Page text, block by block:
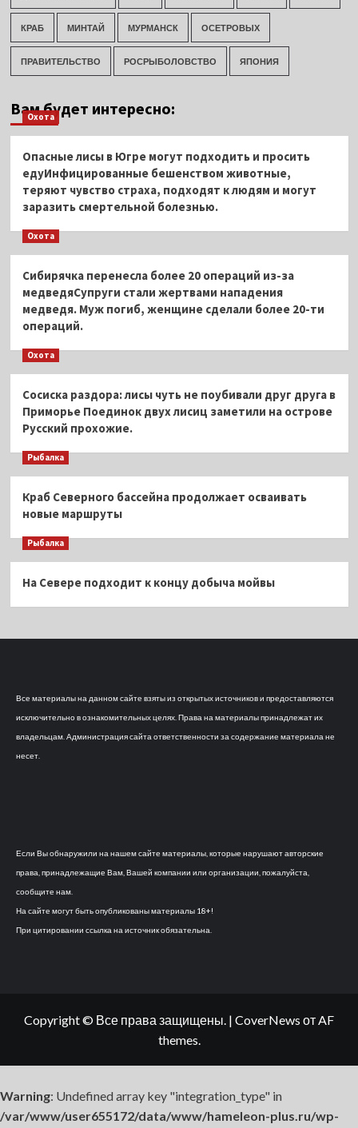
КРАБ МИНТАЙ МУРМАНСК ОСЕТРОВЫХ
ПРАВИТЕЛЬСТВО РОСРЫБОЛОВСТВО ЯПОНИЯ
Вам будет интересно:
Охота
Опасные лисы в Югре могут подходить и просить
едуИнфицированные бешенством животные,
теряют чувство страха, подходят к людям и могут
заразить смертельной болезнью.
Охота
Сибирячка перенесла более 20 операций из-за
медведяСупруги стали жертвами нападения
медведя. Муж погиб, женщине сделали более 20-ти
операций.
Охота
Сосиска раздора: лисы чуть не поубивали друг друга в
Приморье Поединок двух лисиц заметили на острове
Русский прохожие.
Рыбалка
Краб Северного бассейна продолжает осваивать
новые маршруты
Рыбалка
На Севере подходит к концу добыча мойвы
Все материалы на данном сайте взяты из открытых источников и предоставляются
исключительно в ознакомительных целях. Права на материалы принадлежат их
владельцам. Администрация сайта ответственности за содержание материала не
несет.
Если Вы обнаружили на нашем сайте материалы, которые нарушают авторские
права, принадлежащие Вам, Вашей компании или организации, пожалуйста,
сообщите нам.
На сайте могут быть опубликованы материалы 18+!
При цитировании ссылка на источник обязательна.
Copyright © Все права защищены. | CoverNews от AF
themes.
Warning: Undefined array key "integration_type" in
/var/www/user655172/data/www/hameleon-plus.ru/wp-